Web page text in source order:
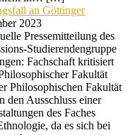
an Göttinger
2023
Pressemitteilung des
Studierendengruppe
Fachschaft kritisiert
Fakultät
Philosophischen Fakultät
den Ausschluss einer
des Faches
da es sich bei